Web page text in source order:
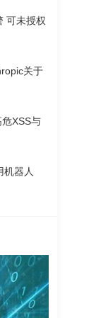
可未授权
关于
XSS与
机器人